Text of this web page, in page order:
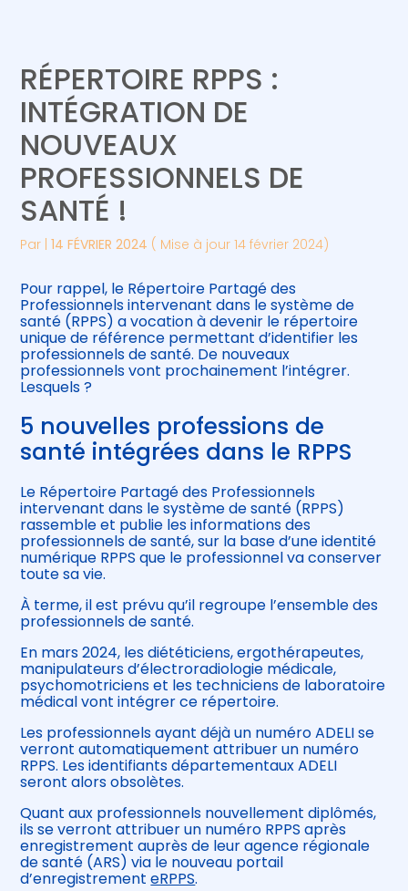
Gérer votre quotidien
Piloter votre entreprise
Développer votre entreprise
Construire votre patrimoine
Être prêt pour la facturation
électronique
Suivre votre comptabilité
Gérer vos ressources humaines
RÉPERTOIRE RPPS :
INTÉGRATION DE
NOUVEAUX
PROFESSIONNELS DE
SANTÉ !
Par |14 FÉVRIER 2024 ( Mise à jour 14 février 2024)
Pour rappel, le Répertoire Partagé des
Professionnels intervenant dans le système de
santé (RPPS) a vocation à devenir le répertoire
unique de référence permettant d’identifier les
professionnels de santé. De nouveaux
professionnels vont prochainement l’intégrer.
Lesquels ?
5 nouvelles professions de
santé intégrées dans le RPPS
Le Répertoire Partagé des Professionnels
intervenant dans le système de santé (RPPS)
rassemble et publie les informations des
professionnels de santé, sur la base d’une identité
numérique RPPS que le professionnel va conserver
toute sa vie.
À terme, il est prévu qu’il regroupe l’ensemble des
professionnels de santé.
En mars 2024, les diététiciens, ergothérapeutes,
manipulateurs d’électroradiologie médicale,
psychomotriciens et les techniciens de laboratoire
médical vont intégrer ce répertoire.
Les professionnels ayant déjà un numéro ADELI se
verront automatiquement attribuer un numéro
RPPS. Les identifiants départementaux ADELI
seront alors obsolètes.
Quant aux professionnels nouvellement diplômés,
ils se verront attribuer un numéro RPPS après
enregistrement auprès de leur agence régionale
de santé (ARS) via le nouveau portail
d’enregistrementeRPPS.